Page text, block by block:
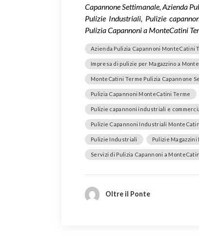
Capannone Settimanale, Azienda
Pulizie Industriali, Pulizie
Pulizia Capannoni a MonteCatini
Azienda Pulizia Capannoni MonteCatini
Impresa di pulizie per Magazzino a
MonteCatini Terme Pulizia Capannone
Pulizia Capannoni MonteCatini Terme
Pulizie capannoni industriali e
Pulizie Capannoni Industriali
Pulizie Industriali Pulizie
Servizi di Pulizia Capannoni a
Oltre il Ponte